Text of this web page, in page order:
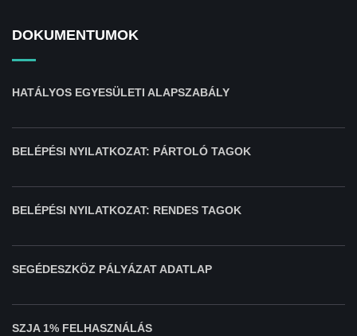
DOKUMENTUMOK
HATÁLYOS EGYESÜLETI ALAPSZABÁLY
BELÉPÉSI NYILATKOZAT: PÁRTOLÓ TAGOK
BELÉPÉSI NYILATKOZAT: RENDES TAGOK
SEGÉDESZKÖZ PÁLYÁZAT ADATLAP
SZJA 1% FELHASZNÁLÁS